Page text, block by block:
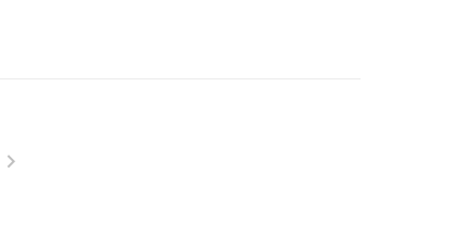
그자리에서 바로 답변해주는 형식의 동영상이